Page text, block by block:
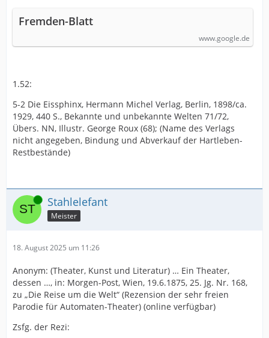
Fremden-Blatt
www.google.de
1.52:
5-2 Die Eissphinx, Hermann Michel Verlag, Berlin, 1898/ca.
1929, 440 S., Bekannte und unbekannte Welten 71/72,
Übers. NN, Illustr. George Roux (68); (Name des Verlags
nicht angegeben, Bindung und Abverkauf der Hartleben-
Restbestände)
Online Stahlelefant
Meister
18. August 2025 um 11:26
Anonym: (Theater, Kunst und Literatur) … Ein Theater,
dessen …, in: Morgen-Post, Wien, 19.6.1875, 25. Jg. Nr. 168,
zu „Die Reise um die Welt“ (Rezension der sehr freien
Parodie für Automaten-Theater) (online verfügbar)
Zsfg. der Rezi: